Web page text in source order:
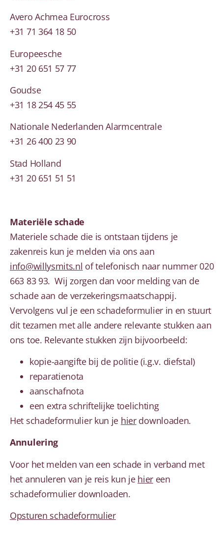
Avero Achmea Eurocross
+31 71 364 18 50
Europeesche
+31 20 651 57 77
Goudse
+31 18 254 45 55
Nationale Nederlanden Alarmcentrale
+31 26 400 23 90
Stad Holland
+31 20 651 51 51
Materiële schade
Materiele schade die is ontstaan tijdens je
zakenreis kun je melden via ons aan
info@willysmits.nl of telefonisch naar nummer 020
663 83 93. Wij zorgen dan voor melding van de
schade aan de verzekeringsmaatschappij.
Vervolgens vul je een schadeformulier in en stuurt
dit tezamen met alle andere relevante stukken aan
ons toe. Relevante stukken zijn bijvoorbeeld:
kopie-aangifte bij de politie (i.g.v. diefstal)
reparatienota
aanschafnota
een extra schriftelijke toelichting
Het schadeformulier kun je hierdownloaden.
Annulering
Voor het melden van een schade in verband met
het annuleren van je reis kun je hiereen
schadeformulier downloaden.
Opsturen schadeformulier